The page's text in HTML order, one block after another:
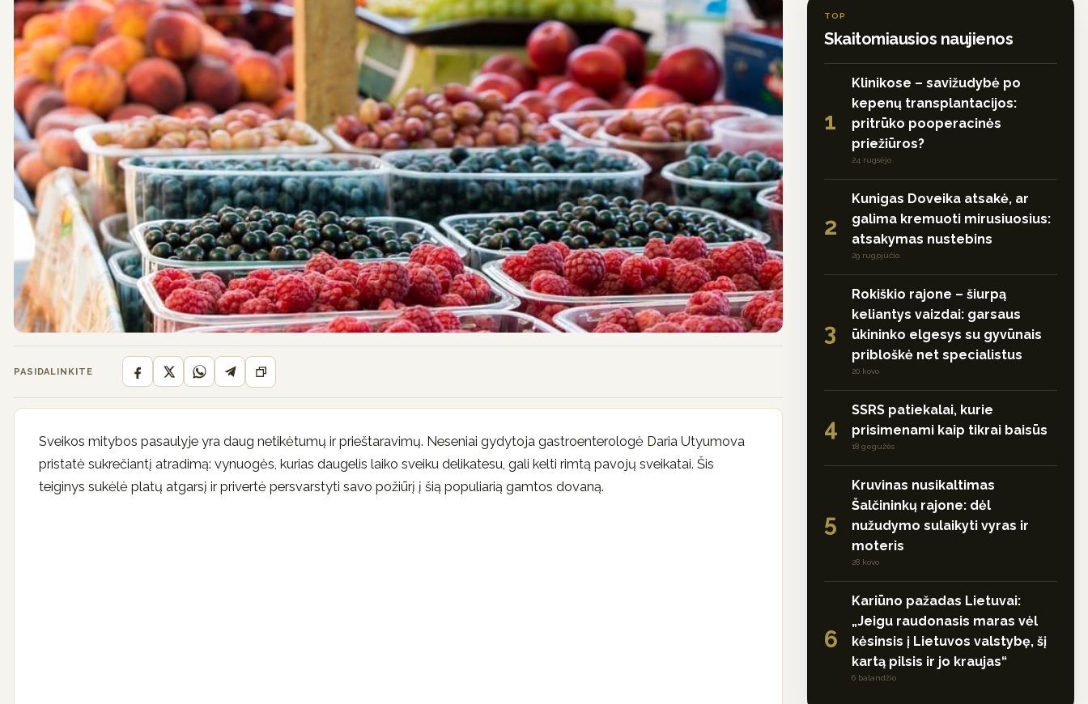
PASIDALINKITE
Sveikos mitybos pasaulyje yra daug netikėtumų ir prieštaravimų. Neseniai gydytoja gastroenterologė Daria Utyumova
pristatė sukrečiantį atradimą: vynuogės, kurias daugelis laiko sveiku delikatesu, gali kelti rimtą pavojų sveikatai. Šis
teiginys sukėlė platų atgarsį ir privertė persvarstyti savo požiūrį į šią populiarią gamtos dovaną.
TOP
Skaitomiausios naujienos
1
Klinikose – savižudybė po
kepenų transplantacijos:
pritrūko pooperacinės
priežiūros?
24 rugsėjo
2
Kunigas Doveika atsakė, ar
galima kremuoti mirusiuosius:
atsakymas nustebins
29 rugpjūčio
3
Rokiškio rajone – šiurpą
keliantys vaizdai: garsaus
ūkininko elgesys su gyvūnais
pribloškė net specialistus
20 kovo
4
SSRS patiekalai, kurie
prisimenami kaip tikrai baisūs
18 gegužės
5
Kruvinas nusikaltimas
Šalčininkų rajone: dėl
nužudymo sulaikyti vyras ir
moteris
28 kovo
6
Kariūno pažadas Lietuvai:
„Jeigu raudonasis maras vėl
kėsinsis į Lietuvos valstybę, šį
kartą pilsis ir jo kraujas“
6 balandžio